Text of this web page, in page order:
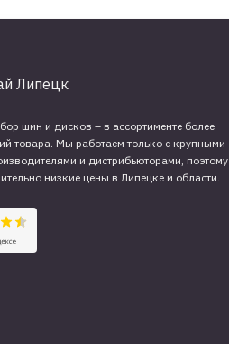
шин и дисков – в ассортименте более
товара. Мы работаем только с крупными
и дистрибьюторами,
низкие цены в Липецке и области.